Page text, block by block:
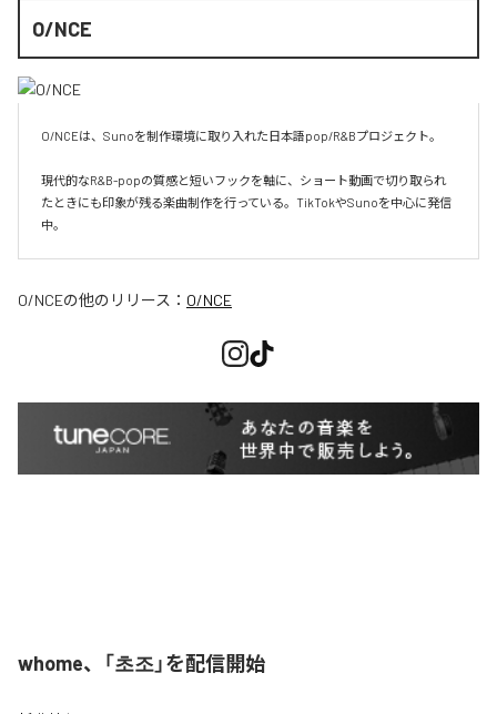
O/NCE
O/NCEは、Sunoを制作環境に取り入れた日本語pop/R&Bプロジェクト。
現代的なR&B-popの質感と短いフックを軸に、ショート動画で切り取られ
たときにも印象が残る楽曲制作を行っている。TikTokやSunoを中心に発信
O/NCEの他のリリース： O/NCE
whome、「초조」を配信開始